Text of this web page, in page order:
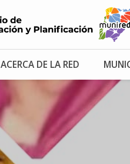
ACERCA DE LA RED